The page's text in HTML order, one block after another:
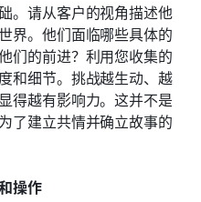
。请从客户的视角描述他
界。他们面临哪些具体的
们的前进？利用您收集的
和细节。挑战越生动、越
得越有影响力。这并不是
了建立共情并确立故事的
操作